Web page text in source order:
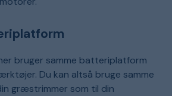
bruger samme batteriplatform
Du kan altså bruge samme
græstrimmer som til din